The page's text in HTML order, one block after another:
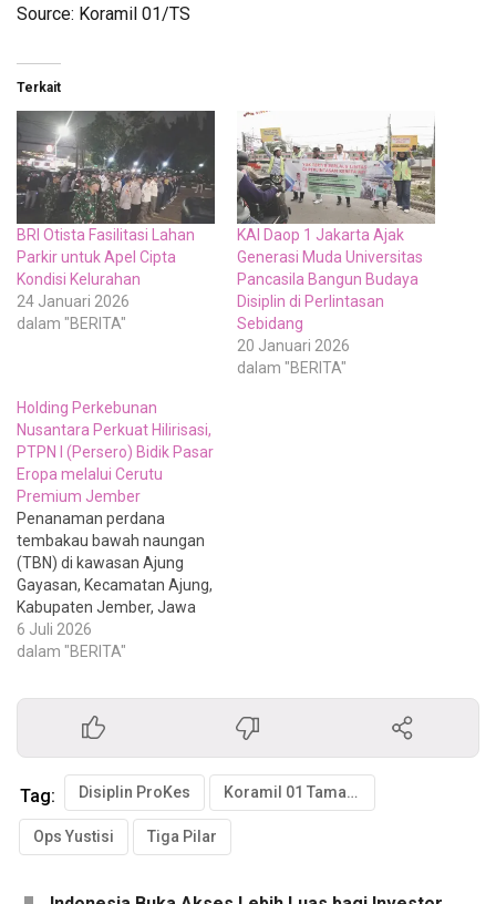
Source: Koramil 01/TS
Terkait
BRI Otista Fasilitasi Lahan
Parkir untuk Apel Cipta
Kondisi Kelurahan
24 Januari 2026
dalam "BERITA"
KAI Daop 1 Jakarta Ajak
Generasi Muda Universitas
Pancasila Bangun Budaya
Disiplin di Perlintasan
Sebidang
20 Januari 2026
dalam "BERITA"
Holding Perkebunan
Nusantara Perkuat Hilirisasi,
PTPN I (Persero) Bidik Pasar
Eropa melalui Cerutu
Premium Jember
Penanaman perdana
tembakau bawah naungan
(TBN) di kawasan Ajung
Gayasan, Kecamatan Ajung,
Kabupaten Jember, Jawa
Timur, menjadi momentum
penting dalam
komoditas tembakau
premium yang menjadi
salah satu identitas
agribisnis nasional. Melalui
areal seluas 400 hektare
yang dikelola PTPN I
Regional 5, perusahaan
membidik pasar Eropa
6 Juli 2026
dalam "BERITA"
Tag: Disiplin ProKes Koramil 01 Tamansari
Ops Yustisi Tiga Pilar